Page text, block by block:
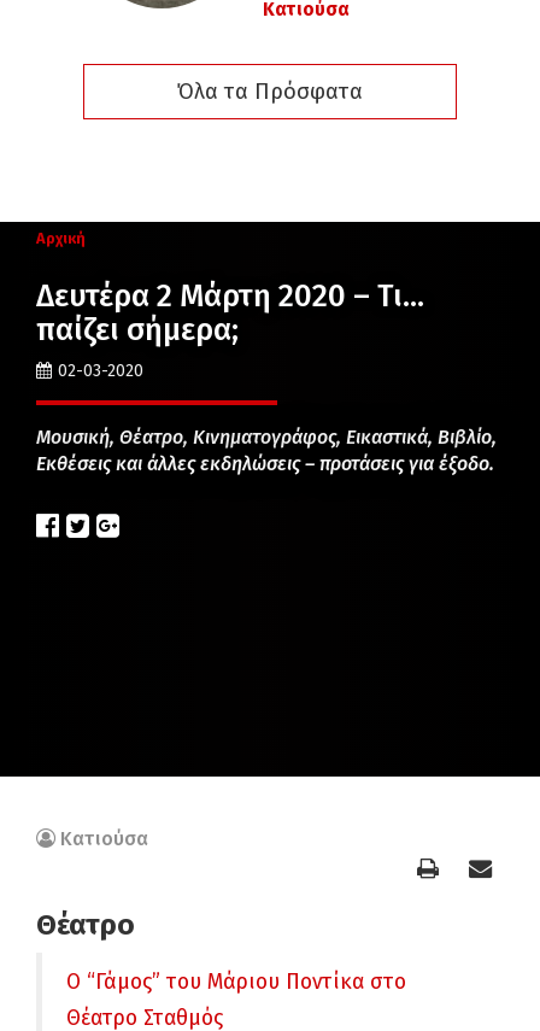
Κατιούσα
Όλα τα Πρόσφατα
Αρχική
Δευτέρα 2 Μάρτη 2020 – Τι…
παίζει σήμερα;
02-03-2020
Μουσική, Θέατρο, Κινηματογράφος, Εικαστικά, Βιβλίο,
Εκθέσεις και άλλες εκδηλώσεις – προτάσεις για έξοδο.
Κατιούσα
Θέατρο
O “Γάμος” του Μάριου Ποντίκα στο
Θέατρο Σταθμός